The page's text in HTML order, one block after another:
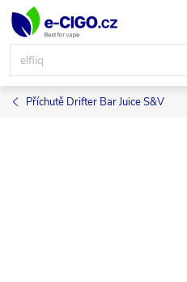
Přejít
obsah
Příchutě Drifter Bar Juice S&V